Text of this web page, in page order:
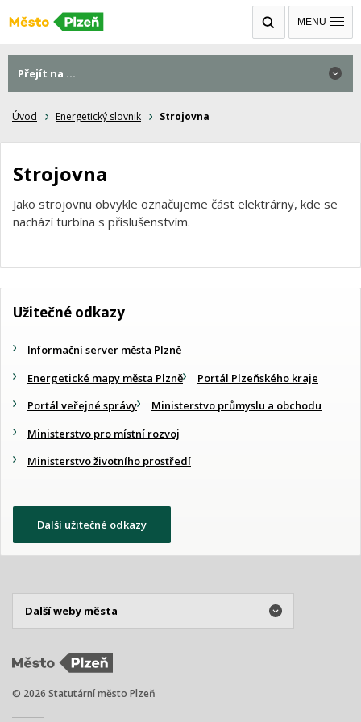
MENU
Úvod Energetický slovnik Strojovna
Strojovna
Jako strojovnu obvykle označujeme část elektrárny, kde se
nachází turbína s příslušenstvím.
Přejít na ...
Užitečné odkazy
Informační server města Plzně
Energetické mapy města Plzně
Portál Plzeňského kraje
Portál veřejné správy
Ministerstvo průmyslu a obchodu
Ministerstvo pro místní rozvoj
Ministerstvo životního prostředí
Další užitečné odkazy
© 2026 Statutární město Plzeň